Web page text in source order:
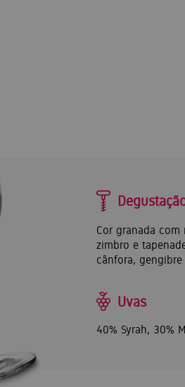
Cor granada
zimbro e
cânfora,
Uvas
40% Syrah, 30%